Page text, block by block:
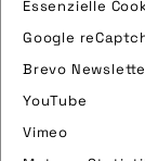
Essenzielle
Google
Brevo
YouTube
Vimeo